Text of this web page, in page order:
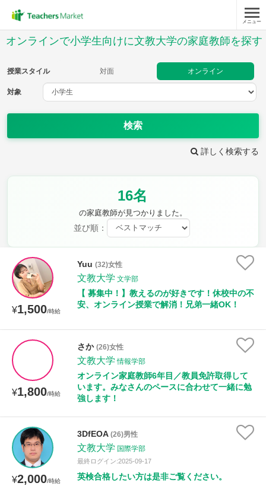
メニュー
オンラインで小学生向けに文教大学の家庭教師を探す
授業スタイル 対面 オンライン
対象
検索
詳しく検索する
16名
の家庭教師が見つかりました。
並び順：
¥1,500/時給
Yuu (32)女性
文教大学 文学部
【 募集中！】教えるのが好きです！休校中の不
安、オンライン授業で解消！兄弟一緒OK！
¥1,800/時給
さか (26)女性
文教大学 情報学部
オンライン家庭教師6年目／教員免許取得して
います。みなさんのペースに合わせて一緒に勉
強します！
¥2,000/時給
3DfEOA (26)男性
文教大学 国際学部
最終ログイン:2025-09-17
英検合格したい方は是非ご覧ください。
教科
図画工作
時給：¥1,000 ～ ¥10,000
授業可能日
火曜日 水曜日 木曜日 金曜日
所属大学
性別